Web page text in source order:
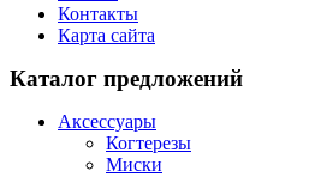
Контакты
Карта сайта
Каталог предложений
Аксессуары
Когтерезы
Миски